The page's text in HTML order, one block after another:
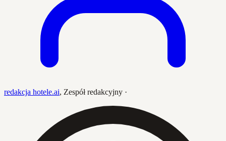
redakcja hotele.ai, Zespół redakcyjny ·